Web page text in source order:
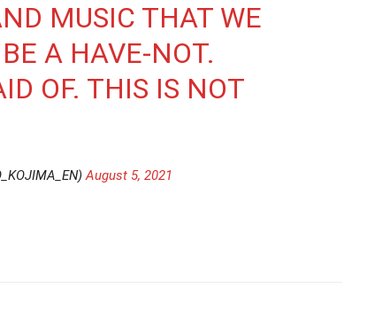
MUSIC THAT WE
A HAVE-NOT.
OF. THIS IS NOT
August 5, 2021